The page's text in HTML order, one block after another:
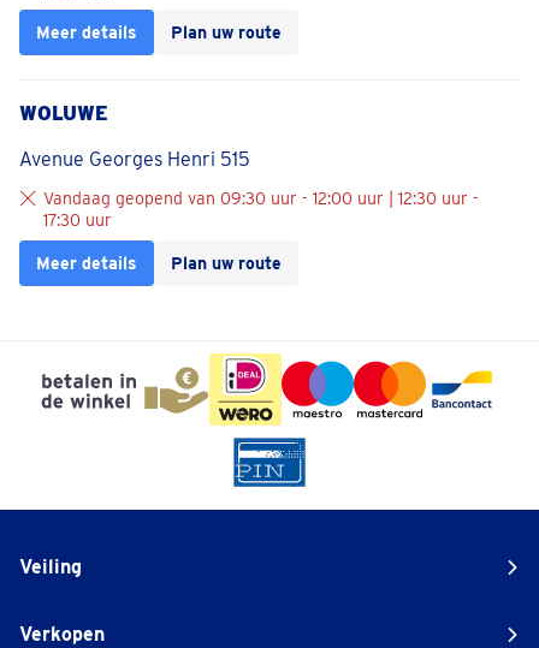
Meer details Plan uw route
WOLUWE
Avenue Georges Henri 515
Vandaag geopend van 09:30 uur - 12:00 uur | 12:30 uur -
17:30 uur
Meer details Plan uw route
Veiling
Verkopen